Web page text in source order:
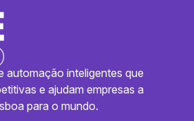
automação inteligentes que
e ajudam empresas a
para o mundo.